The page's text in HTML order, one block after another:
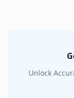
Unlock